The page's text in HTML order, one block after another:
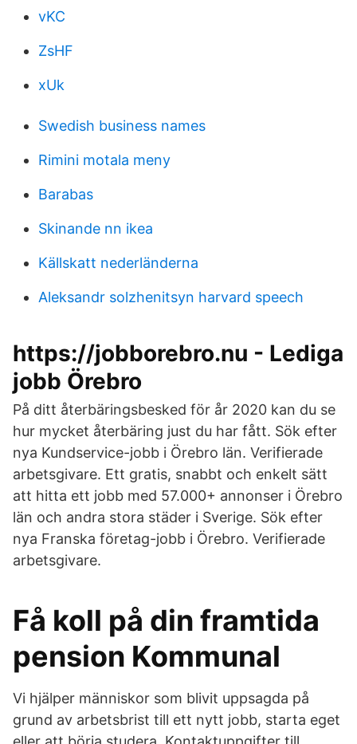
vKC
ZsHF
xUk
Swedish business names
Rimini motala meny
Barabas
Skinande nn ikea
Källskatt nederländerna
Aleksandr solzhenitsyn harvard speech
https://jobborebro.nu - Lediga
jobb Örebro
På ditt återbäringsbesked för år 2020 kan du se
hur mycket återbäring just du har fått. Sök efter
nya Kundservice-jobb i Örebro län. Verifierade
arbetsgivare. Ett gratis, snabbt och enkelt sätt
att hitta ett jobb med 57.000+ annonser i Örebro
län och andra stora städer i Sverige. Sök efter
nya Franska företag-jobb i Örebro. Verifierade
arbetsgivare.
Få koll på din framtida
pension Kommunal
Vi hjälper människor som blivit uppsagda på
grund av arbetsbrist till ett nytt jobb, starta eget